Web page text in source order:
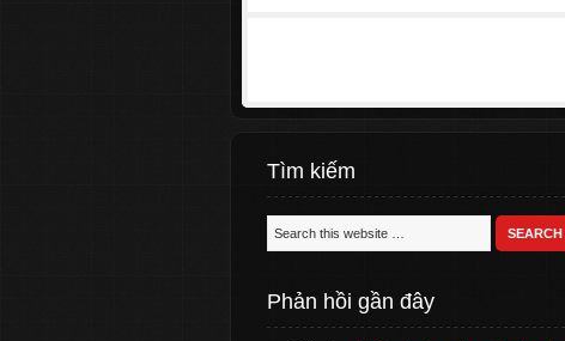
Tìm kiếm
Phản hồi gần đây